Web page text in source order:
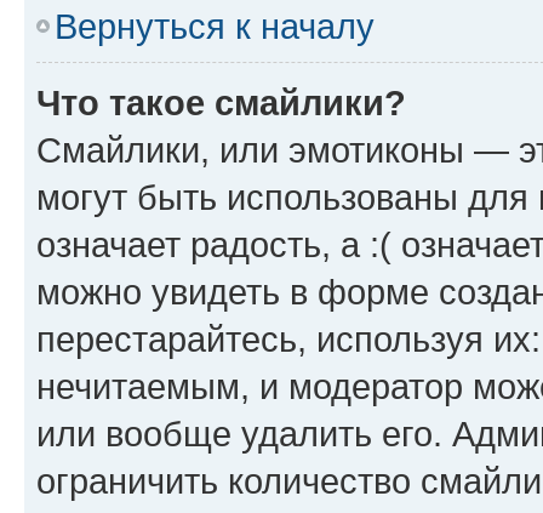
Вернуться к началу
Что такое смайлики?
Смайлики, или эмотиконы —
могут быть использованы
означает радость, а :(
можно увидеть в форме
перестарайтесь, используя
нечитаемым, и модератор
или вообще удалить его.
ограничить количество